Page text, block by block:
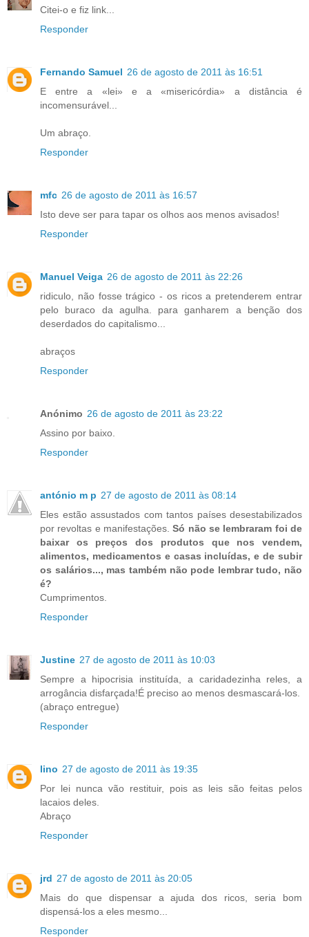
Citei-o e fiz link...
Responder
Fernando Samuel 26 de agosto de 2011 às 16:51
E entre a «lei» e a «misericórdia» a distância é
incomensurável...
Um abraço.
Responder
mfc 26 de agosto de 2011 às 16:57
Isto deve ser para tapar os olhos aos menos avisados!
Responder
Manuel Veiga 26 de agosto de 2011 às 22:26
ridiculo, não fosse trágico - os ricos a pretenderem entrar
pelo buraco da agulha. para ganharem a benção dos
deserdados do capitalismo...
abraços
Responder
Anónimo 26 de agosto de 2011 às 23:22
Assino por baixo.
Responder
antónio m p 27 de agosto de 2011 às 08:14
Eles estão assustados com tantos países desestabilizados
por revoltas e manifestações.Só não se lembraram foi de
baixar os preços dos produtos que nos vendem,
alimentos, medicamentos e casas incluídas, e de subir
os salários..., mas também não pode lembrar tudo, não
é?
Cumprimentos.
Responder
Justine 27 de agosto de 2011 às 10:03
Sempre a hipocrisia instituída, a caridadezinha reles, a
arrogância disfarçada!É preciso ao menos desmascará-los.
(abraço entregue)
Responder
lino 27 de agosto de 2011 às 19:35
Por lei nunca vão restituir, pois as leis são feitas pelos
lacaios deles.
Abraço
Responder
jrd 27 de agosto de 2011 às 20:05
Mais do que dispensar a ajuda dos ricos, seria bom
dispensá-los a eles mesmo...
Responder